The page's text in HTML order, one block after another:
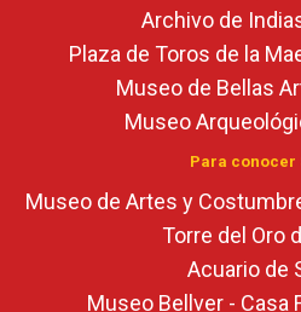
Archivo de
Plaza de Toros de la
Museo de Bellas
Museo
Para conocer
Museo de Artes y
Torre del Oro
Acuario de
Museo Bellver - Casa